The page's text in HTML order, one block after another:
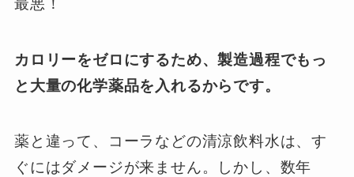
最悪！
カロリーをゼロにするため、製造過程でもっ
と大量の化学薬品を入れるからです。
薬と違って、コーラなどの清涼飲料水は、す
ぐにはダメージが来ません。しかし、数年